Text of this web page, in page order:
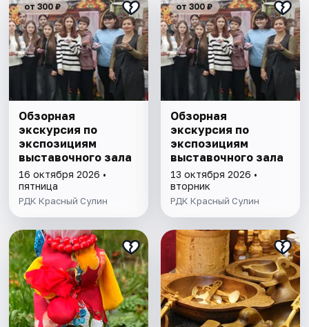
от 300 ₽
Обзорная
экскурсия по
экспозициям
выставочного зала
16 октября 2026 •
пятница
РДК Красный Сулин
от 300 ₽
Обзорная
экскурсия по
экспозициям
выставочного зала
13 октября 2026 •
вторник
РДК Красный Сулин